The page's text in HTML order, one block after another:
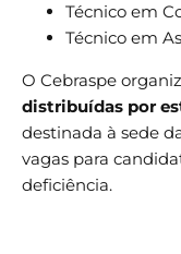
Técnico em
Técnico em
O Cebraspe
distribuídas por
destinada à sede
vagas para
deficiência.